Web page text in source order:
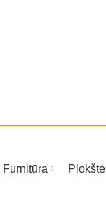
Furnitūra Plokštė